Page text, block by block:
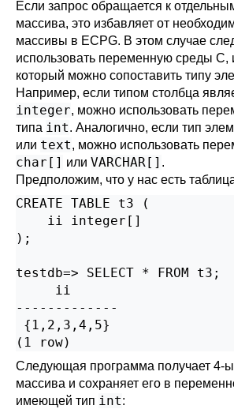
Если запрос обращается к
массива, это избавляет от
массивы в ECPG. В этом случае
использовать переменную среды
который можно сопоставить типу
Например, если типом столбца
integer, можно использовать
типа int. Аналогично, если тип
или text, можно использовать
char[] или VARCHAR[] .
Предположим, что у нас есть
CREATE TABLE t3 (
    ii integer[]
);
testdb=> SELECT * FROM t3;
     ii
-------------
{1,2,3,4,5}
(1 row)
Следующая программа получает 4-
массива и сохраняет его в
имеющей тип int: